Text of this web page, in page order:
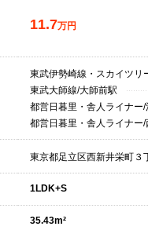
11.7万円
東武伊勢崎線・スカイツリ
東武大師線/大師前駅
都営日暮里・舎人ライナー/
都営日暮里・舎人ライナー/
東京都足立区西新井栄町３
1LDK+S
35.43m²